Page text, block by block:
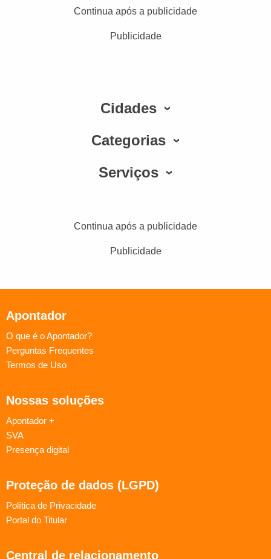
Continua após a publicidade
Publicidade
Cidades
Categorias
Serviços
Continua após a publicidade
Publicidade
Apontador
O que é o Apontador?
Perguntas Frequentes
Termos de Uso
Nossas soluções
Apontador +
SVA
Presença digital
Proteção de dados (LGPD)
Política de Privacidade
Portal do Titular
Central de relacionamento